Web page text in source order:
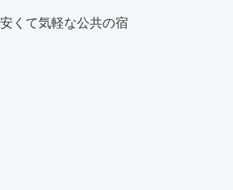
安くて気軽な公共の宿